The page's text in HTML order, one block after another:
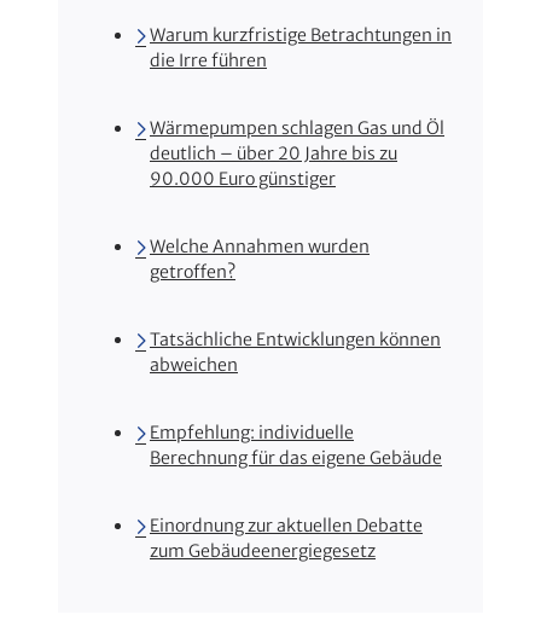
Warum kurzfristige Betrachtungen in
die Irre führen
Wärmepumpen schlagen Gas und Öl
deutlich – über 20 Jahre bis zu
90.000 Euro günstiger
Welche Annahmen wurden
getroffen?
Tatsächliche Entwicklungen können
abweichen
Empfehlung: individuelle
Berechnung für das eigene Gebäude
Einordnung zur aktuellen Debatte
zum Gebäudeenergiegesetz